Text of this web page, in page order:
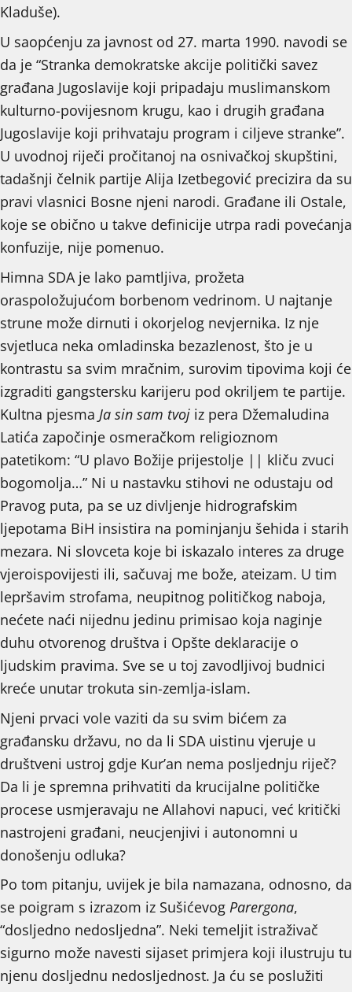
Kladuše).
U saopćenju za javnost od 27. marta 1990. navodi se
da je “Stranka demokratske akcije politički savez
građana Jugoslavije koji pripadaju muslimanskom
kulturno-povijesnom krugu, kao i drugih građana
Jugoslavije koji prihvataju program i ciljeve stranke”.
U uvodnoj riječi pročitanoj na osnivačkoj skupštini,
tadašnji čelnik partije Alija Izetbegović precizira da su
pravi vlasnici Bosne njeni narodi. Građane ili Ostale,
koje se obično u takve definicije utrpa radi povećanja
konfuzije, nije pomenuo.
Himna SDA je lako pamtljiva, prožeta
oraspoložujućom borbenom vedrinom. U najtanje
strune može dirnuti i okorjelog nevjernika. Iz nje
svjetluca neka omladinska bezazlenost, što je u
kontrastu sa svim mračnim, surovim tipovima koji će
izgraditi gangstersku karijeru pod okriljem te partije.
Kultna pjesma Ja sin sam tvoj iz pera Džemaludina
Latića započinje osmeračkom religioznom
patetikom: “U plavo Božije prijestolje || kliču zvuci
bogomolja…” Ni u nastavku stihovi ne odustaju od
Pravog puta, pa se uz divljenje hidrografskim
ljepotama BiH insistira na pominjanju šehida i starih
mezara. Ni slovceta koje bi iskazalo interes za druge
vjeroispovijesti ili, sačuvaj me bože, ateizam. U tim
lepršavim strofama, neupitnog političkog naboja,
nećete naći nijednu jedinu primisao koja naginje
duhu otvorenog društva i Opšte deklaracije o
ljudskim pravima. Sve se u toj zavodljivoj budnici
kreće unutar trokuta sin-zemlja-islam.
Njeni prvaci vole vaziti da su svim bićem za
građansku državu, no da li SDA uistinu vjeruje u
društveni ustroj gdje Kur’an nema posljednju riječ?
Da li je spremna prihvatiti da krucijalne političke
procese usmjeravaju ne Allahovi napuci, već kritički
nastrojeni građani, neucjenjivi i autonomni u
donošenju odluka?
Po tom pitanju, uvijek je bila namazana, odnosno, da
se poigram s izrazom iz Sušićevog Parergona,
“dosljedno nedosljedna”. Neki temeljit istraživač
sigurno može navesti sijaset primjera koji ilustruju tu
njenu dosljednu nedosljednost. Ja ću se poslužiti